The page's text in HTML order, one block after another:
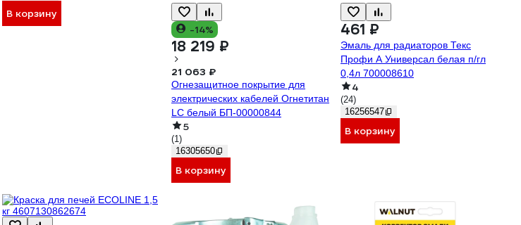
В корзину
-14%
18 219 ₽
21 063 ₽
Огнезащитное покрытие для
электрических кабелей Огнетитан
LC белый БП-00000844
5
(1)
16305650
В корзину
461 ₽
Эмаль для радиаторов Текс
Профи А Универсал белая п/гл
0,4л 700008610
4
(24)
16256547
В корзину